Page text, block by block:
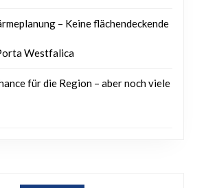
– Keine flächendeckende
Westfalica
für die Region – aber noch viele